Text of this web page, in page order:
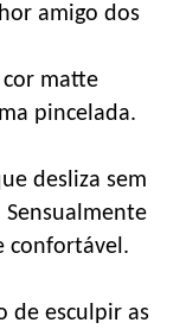
amigo dos
matte
pincelada.
desliza sem
confortável.
de esculpir as